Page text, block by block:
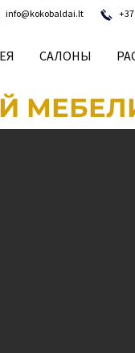
info@kokobaldai.lt
САЛОНЫ